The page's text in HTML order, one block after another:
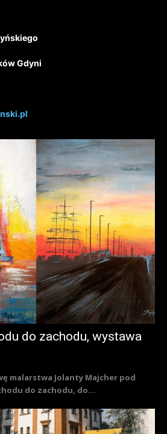
Gdyni
do zachodu, wystawa
malarstwa Jolanty Majcher pod
do zachodu, do...